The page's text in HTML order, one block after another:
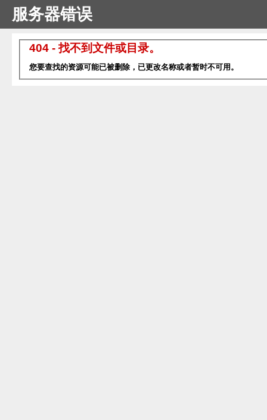
服务器错误
404 - 找不到文件或目录。
您要查找的资源可能已被删除，已更改名称或者暂时不可用。